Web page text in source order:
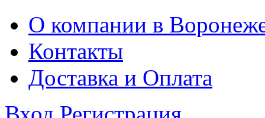
О компании в
Контакты
Доставка и Оплата